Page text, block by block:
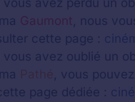
vous avez perdu un
Gaumont, nous
cette page :
vous avez oublié un
Pathé, vous
page dédiée :